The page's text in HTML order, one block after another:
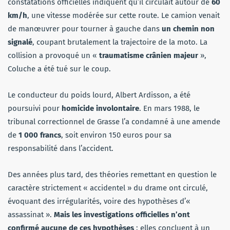
constatations officielles indiquent qu’il circulait autour de 60
km/h, une vitesse modérée sur cette route. Le camion venait
de manœuvrer pour tourner à gauche dans un chemin non
signalé, coupant brutalement la trajectoire de la moto. La
collision a provoqué un « traumatisme crânien majeur »,
Coluche a été tué sur le coup.
Le conducteur du poids lourd, Albert Ardisson, a été
poursuivi pour homicide involontaire. En mars 1988, le
tribunal correctionnel de Grasse l’a condamné à une amende
de 1 000 francs, soit environ 150 euros pour sa
responsabilité dans l’accident.
Des années plus tard, des théories remettant en question le
caractère strictement « accidentel » du drame ont circulé,
évoquant des irrégularités, voire des hypothèses d’«
assassinat ». Mais les investigations officielles n’ont
confirmé aucune de ces hypothèses : elles concluent à un